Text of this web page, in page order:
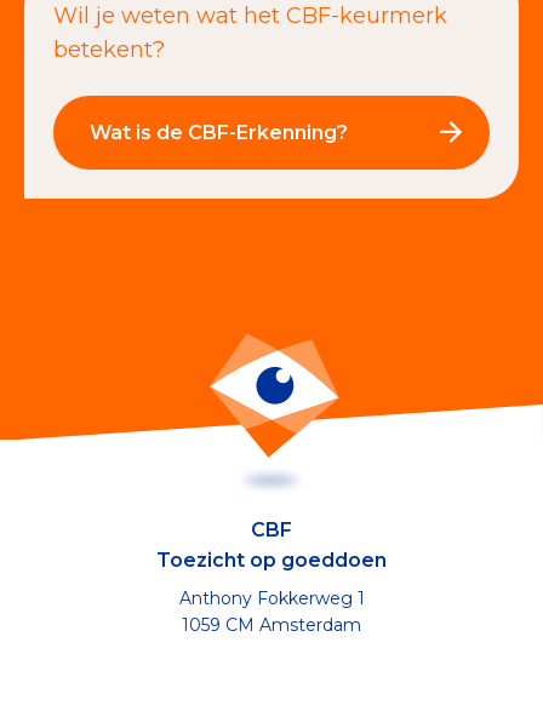
Wil je weten wat het CBF-keurmerk
betekent?
Wat is de CBF-Erkenning?
CBF
Toezicht op goeddoen
Anthony Fokkerweg 1
1059 CM Amsterdam